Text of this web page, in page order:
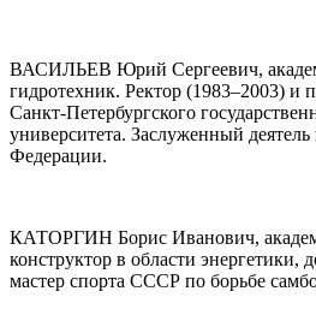
ВАСИЛЬЕВ Юрий Сергеевич,
гидротехник. Ректор (1983–2003) и
Санкт-Петербургского
университета. Заслуженный
Федерации.
КАТОРГИН Борис Иванович,
конструктор в области энергетики,
мастер спорта СССР по борьбе